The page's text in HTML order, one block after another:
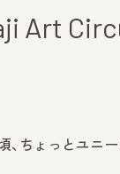
Art
ちょっとユニ